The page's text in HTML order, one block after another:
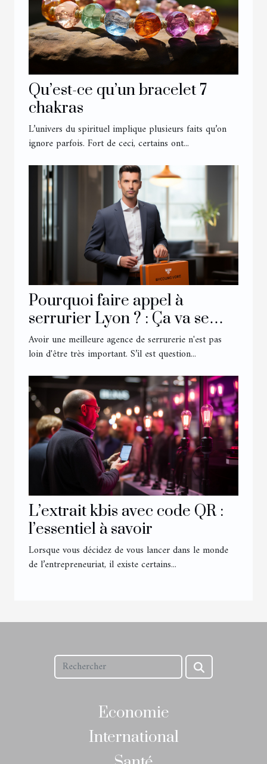
Qu’est-ce qu’un bracelet 7
chakras
L’univers du spirituel implique plusieurs faits qu’on
ignore parfois. Fort de ceci, certains ont...
Pourquoi faire appel à
serrurier Lyon ? : Ça va se
savoir
Avoir une meilleure agence de serrurerie n'est pas
loin d'être très important. S’il est question...
L’extrait kbis avec code QR :
l’essentiel à savoir
Lorsque vous décidez de vous lancer dans le monde
de l’entrepreneuriat, il existe certains...
Economie
International